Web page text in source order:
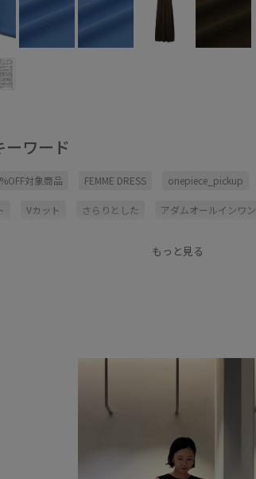
ーワード
対象商品 FEMME DRESS onepiece_pickup
Vカット さらりとした アダムオールインワン
立体感 薄手
もっと見る